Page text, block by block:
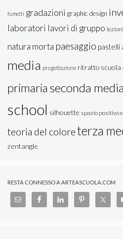
fumetti gradazioni graphic design
laboratori lavori di gruppo
natura morta paesaggio pastelli
media progettazione ritratto scuola
primaria seconda media
school silhouette spazio positivo
teoria del coloreterza
zentangle
RESTA CONNESSO A ARTEASCUOLA.COM